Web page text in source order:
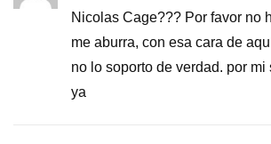
Nicolas Cage??? Por favor no
me aburra, con esa cara de
no lo soporto de verdad. por mi
ya